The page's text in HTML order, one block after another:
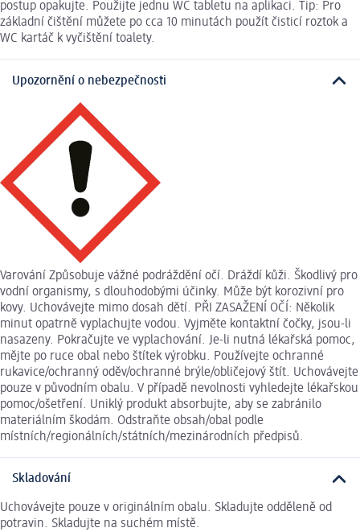
postup opakujte. Použijte jednu WC tabletu na aplikaci. Tip: Pro
základní čištění můžete po cca 10 minutách použít čisticí roztok a
WC kartáč k vyčištění toalety.
Upozornění o nebezpečnosti
Varování Způsobuje vážné podráždění očí. Dráždí kůži. Škodlivý pro
vodní organismy, s dlouhodobými účinky. Může být korozivní pro
kovy. Uchovávejte mimo dosah dětí. PŘI ZASAŽENÍ OČÍ: Několik
minut opatrně vyplachujte vodou. Vyjměte kontaktní čočky, jsou-li
nasazeny. Pokračujte ve vyplachování. Je-li nutná lékařská pomoc,
mějte po ruce obal nebo štítek výrobku. Používejte ochranné
rukavice/ochranný oděv/ochranné brýle/obličejový štít. Uchovávejte
pouze v původním obalu. V případě nevolnosti vyhledejte lékařskou
pomoc/ošetření. Uniklý produkt absorbujte, aby se zabránilo
materiálním škodám. Odstraňte obsah/obal podle
místních/regionálních/státních/mezinárodních předpisů.
Skladování
Uchovávejte pouze v originálním obalu. Skladujte odděleně od
potravin. Skladujte na suchém místě.